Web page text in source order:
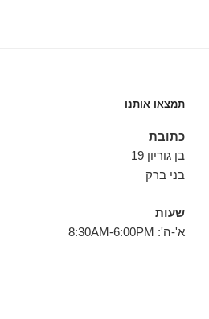
תמצאו אותנו
כתובת
בן גוריון 19
בני ברק
שעות
א'-ה': 8:30AM-6:00PM